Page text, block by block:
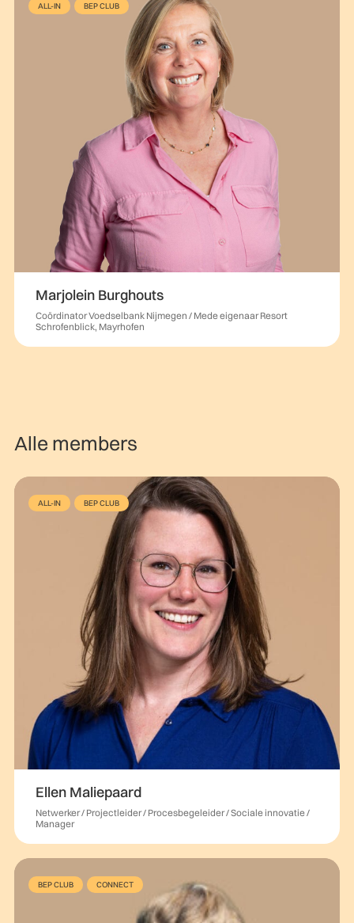
ALL-IN BEP CLUB
Marjolein Burghouts
Coördinator Voedselbank Nijmegen / Mede eigenaar Resort
Schrofenblick, Mayrhofen
Alle members
ALL-IN BEP CLUB
Ellen Maliepaard
Netwerker / Projectleider / Procesbegeleider / Sociale innovatie /
Manager
BEP CLUB CONNECT